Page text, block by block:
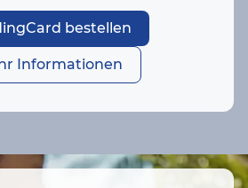
bestellen
Informationen